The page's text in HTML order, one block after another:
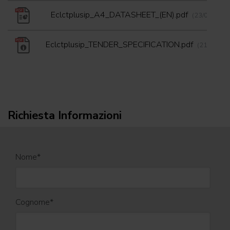
Eclctplusip_A4_DATASHEET_(EN).pdf (23/04/
Eclctplusip_TENDER_SPECIFICATION.pdf (21/02/
Richiesta Informazioni
Nome*
Cognome*